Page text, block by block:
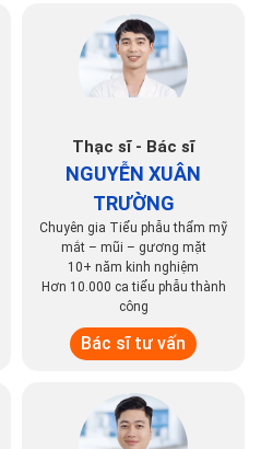
Thạc sĩ - Bác sĩ
NGUYỄN XUÂN
TRƯỜNG
Chuyên gia Tiểu phẫu thẩm mỹ
mắt – mũi – gương mặt
10+ năm kinh nghiệm
Hơn 10.000 ca tiểu phẫu thành
công
Bác sĩ tư vấn